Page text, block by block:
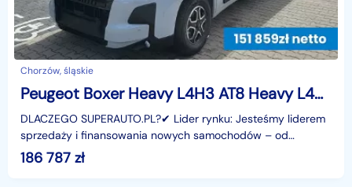
Chorzów, śląskie
Peugeot Boxer Heavy L4H3 AT8 Heavy L4H3 AT8 2.2 180KM
DLACZEGO SUPERAUTO.PL?✔ Lider rynku: Jesteśmy liderem
sprzedaży i finansowania nowych samochodów – od
osobowych, przez dostawcze, po segment premium.✔
Zaufanie
186 787 zł